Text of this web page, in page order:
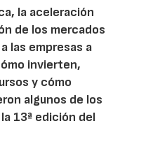
la aceleración
de los mercados
las empresas a
invierten,
y cómo
algunos de los
13ª edición del